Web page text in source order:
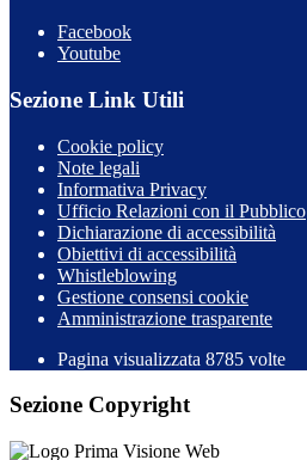
Facebook
Youtube
Sezione Link Utili
Cookie policy
Note legali
Informativa Privacy
Ufficio Relazioni con il Pubblico
Dichiarazione di accessibilità
Obiettivi di accessibilità
Whistleblowing
Gestione consensi cookie
Amministrazione trasparente
Pagina visualizzata 8785 volte
Sezione Copyright